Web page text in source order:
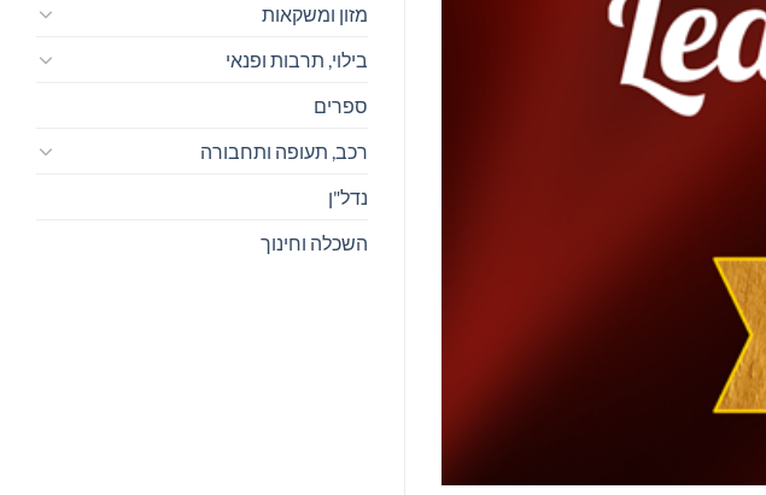
מזון ומשקאות
בילוי, תרבות ופנאי
ספרים
רכב, תעופה ותחבורה
נדל"ן
השכלה וחינוך